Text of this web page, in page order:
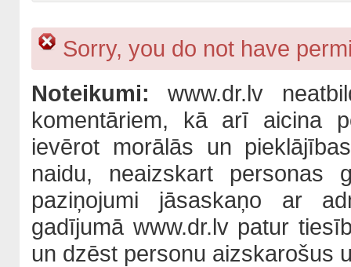
Sorry, you do not have
Noteikumi:www.dr.lv
komentāriem, kā arī aicina
ievērot morālās un
naidu, neaizskart personas
paziņojumi jāsaskaņo ar
gadījumā www.dr.lv patur
un dzēst personu aizskarošus